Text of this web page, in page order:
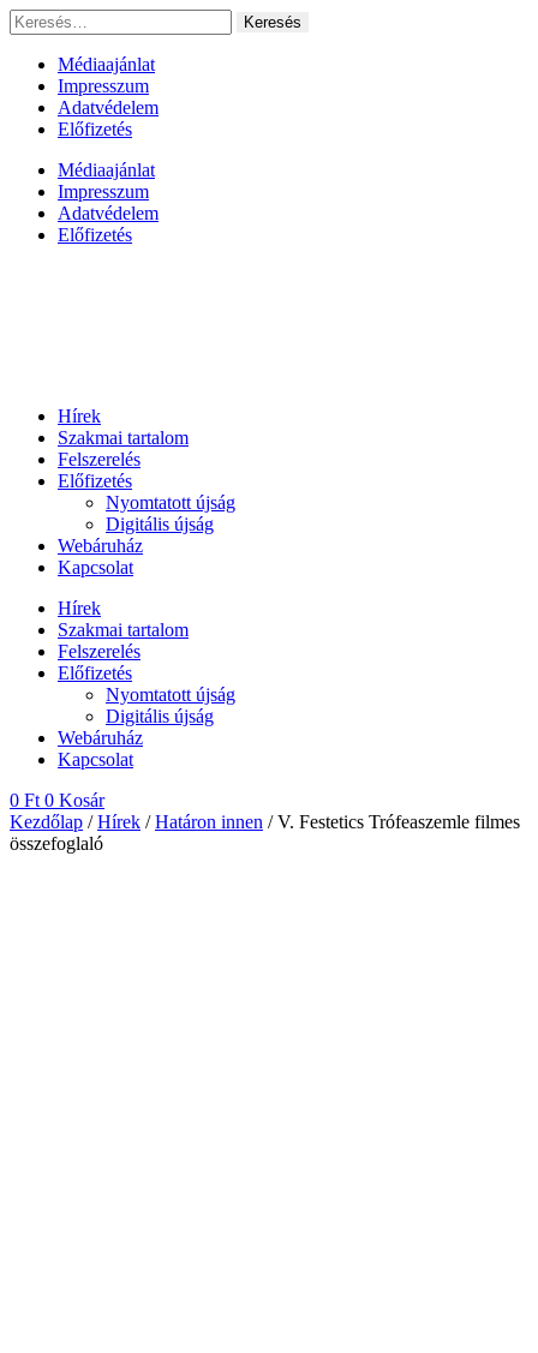
Ugrás
a
tartalomhoz
Keresés:
Médiaajánlat
Impresszum
Adatvédelem
Előfizetés
Médiaajánlat
Impresszum
Adatvédelem
Előfizetés
Hírek
Szakmai tartalom
Felszerelés
Előfizetés
Nyomtatott újság
Digitális újság
Webáruház
Kapcsolat
Hírek
Szakmai tartalom
Felszerelés
Előfizetés
Nyomtatott újság
Digitális újság
Webáruház
Kapcsolat
0 Ft 0 Kosár
Kezdőlap /Hírek /Határon innen / V. Festetics Trófeaszemle filmes
összefoglaló